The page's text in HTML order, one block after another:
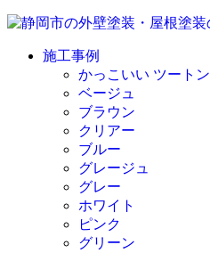
施工事例
かっこいい ツートン
ベージュ
ブラウン
クリアー
ブルー
グレージュ
グレー
ホワイト
ピンク
グリーン